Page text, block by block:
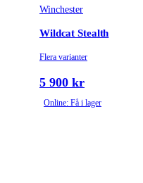
Winchester
Wildcat Stealth
Flera varianter
5 900 kr
Online: Få i lager